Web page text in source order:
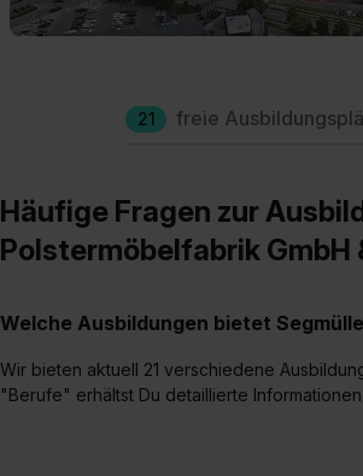
21 freie
Häufige Fragen zur
Polstermöbelfabrik GmbH
Welche Ausbildungen bietet
Wir bieten aktuell 21 verschiedene
"Berufe" erhältst Du detaillierte